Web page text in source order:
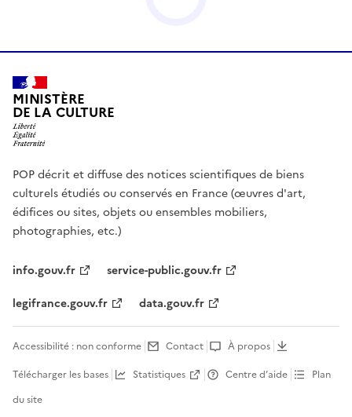
MINISTÈRE
DE LA CULTURE
POP décrit et diffuse des notices scientifiques de biens
culturels étudiés ou conservés en France (œuvres d'art,
édifices ou sites, objets ou ensembles mobiliers,
photographies, etc.)
info.gouv.fr
service-public.gouv.fr
legifrance.gouv.fr
data.gouv.fr
Accessibilité : non conforme Contact
À propos
Télécharger les bases
Statistiques Centre d’aide
Plan
du site